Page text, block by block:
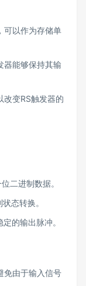
可以作为存储单
器能够保持其输
改变RS触发器的
二进制数据。
态转换。
的输出脉冲。
免由于输入信号